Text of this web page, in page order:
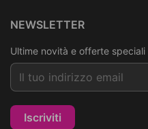
NEWSLETTER
Ultime novità e offerte speciali
Iscriviti